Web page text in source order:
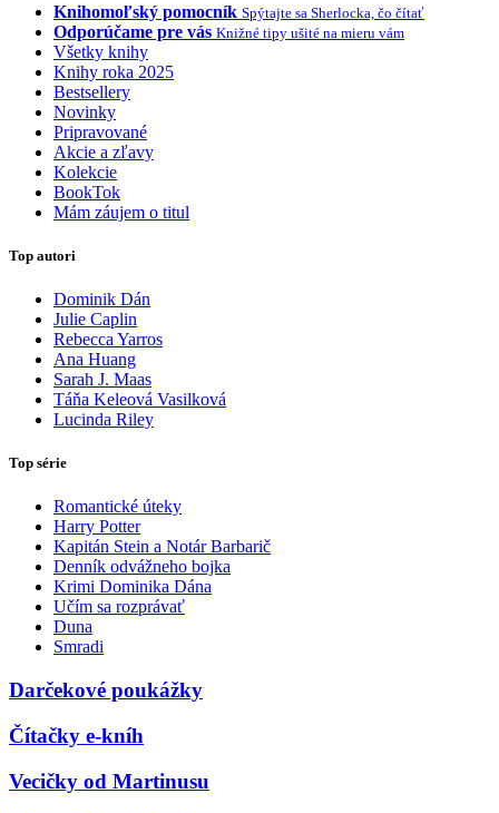
Knihomoľský pomocník Spýtajte sa Sherlocka, čo čítať
Odporúčame pre vás Knižné tipy ušité na mieru vám
Všetky knihy
Knihy roka 2025
Bestsellery
Novinky
Pripravované
Akcie a zľavy
Kolekcie
BookTok
Mám záujem o titul
Top autori
Dominik Dán
Julie Caplin
Rebecca Yarros
Ana Huang
Sarah J. Maas
Táňa Keleová Vasilková
Lucinda Riley
Top série
Romantické úteky
Harry Potter
Kapitán Stein a Notár Barbarič
Denník odvážneho bojka
Krimi Dominika Dána
Učím sa rozprávať
Duna
Smradi
Darčekové poukážky
Čítačky e-kníh
Vecičky od Martinusu